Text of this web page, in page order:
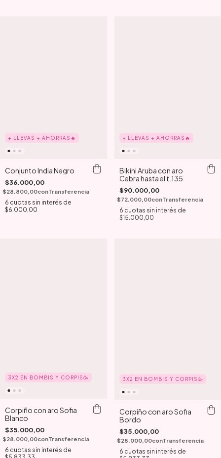
+ LLEVAS + AHORRAS🔥
Conjunto India Negro
$36.000,00
$28.800,00conTransferencia
6 cuotas sin interés de
$6.000,00
+ LLEVAS + AHORRAS🔥
Bikini Aruba con aro
Cebra hasta el t.135
$90.000,00
$72.000,00conTransferencia
6 cuotas sin interés de
$15.000,00
3X2 EN BOMBIS Y CORPIS🥳
Corpiño con aro Sofia
Blanco
$35.000,00
$28.000,00conTransferencia
6 cuotas sin interés de
3X2 EN BOMBIS Y CORPIS🥳
Corpiño con aro Sofia
Bordo
$35.000,00
$28.000,00conTransferencia
6 cuotas sin interés de